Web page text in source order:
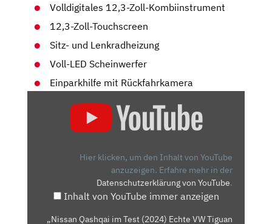
Volldigitales 12,3-Zoll-Kombiinstrument
12,3-Zoll-Touchscreen
Sitz- und Lenkradheizung
Voll-LED Scheinwerfer
Einparkhilfe mit Rückfahrkamera
QASHQAI
TIGUAN
ALTERNATIVE
Hier klicken, um den Inhalt von YouTube
anzuzeigen. Erfahre mehr in der
Datenschutzerklärung von YouTube.
Inhalt von YouTube immer anzeigen
„Nissan Qashqai im Test (2024) Echte VW Tiguan